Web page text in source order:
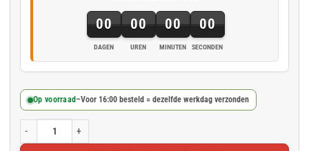
00
DAGEN
00
UREN
00
MINUTEN
00
SECONDEN
Op voorraad –Voor 16:00 besteld = dezelfde werkdag verzonden
Grijs afdekzeil 4x8m 250gr/m² aantal